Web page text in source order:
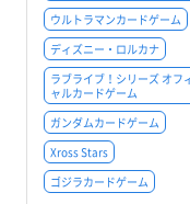
ウルトラマンカードゲーム
ディズニー・ロルカナ
ラブライブ！シリーズ オフ
ャルカードゲーム
ガンダムカードゲーム
Xross Stars
ゴジラカードゲーム